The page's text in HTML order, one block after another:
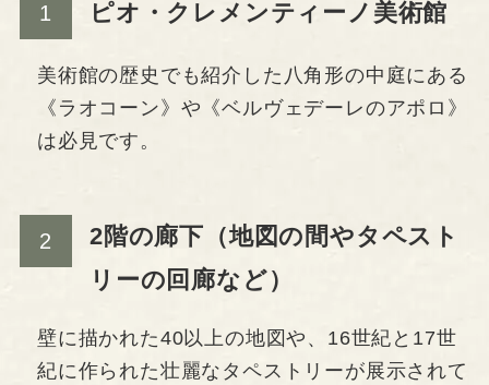
ピオ・クレメンティーノ美術館
美術館の歴史でも紹介した八角形の中庭にある
《ラオコーン》や《ベルヴェデーレのアポロ》
は必見です。
2階の廊下（地図の間やタペスト
リーの回廊など）
壁に描かれた40以上の地図や、16世紀と17世
紀に作られた壮麗なタペストリーが展示されて